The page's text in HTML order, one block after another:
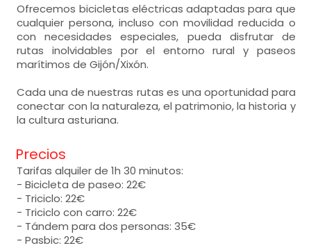
Ofrecemos bicicletas eléctricas adaptadas para que
cualquier persona, incluso con movilidad reducida o
con necesidades especiales, pueda disfrutar de
rutas inolvidables por el entorno rural y paseos
marítimos de Gijón/Xixón.
Cada una de nuestras rutas es una oportunidad para
conectar con la naturaleza, el patrimonio, la historia y
la cultura asturiana.
Precios
Tarifas alquiler de 1h 30 minutos:
- Bicicleta de paseo: 22€
- Triciclo: 22€
- Triciclo con carro: 22€
- Tándem para dos personas: 35€
- Pasbic: 22€